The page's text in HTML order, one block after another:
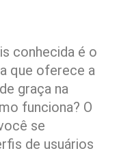
conhecida é o
que oferece a
graça na
funciona? O
se
de usuários